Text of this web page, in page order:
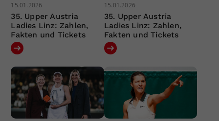
15.01.2026
35. Upper Austria
Ladies Linz: Zahlen,
Fakten und Tickets
15.01.2026
35. Upper Austria
Ladies Linz: Zahlen,
Fakten und Tickets